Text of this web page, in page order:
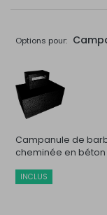
Options pour:
Campanule de
cheminée en béton
INCLUS